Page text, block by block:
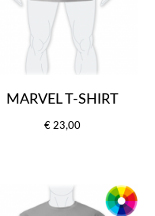
MARVEL T-SHIRT
€ 23,00